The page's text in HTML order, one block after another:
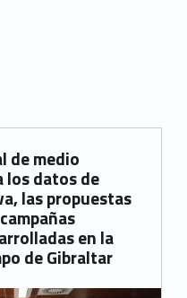
de medio
los datos de
las propuestas
en la
de Gibraltar